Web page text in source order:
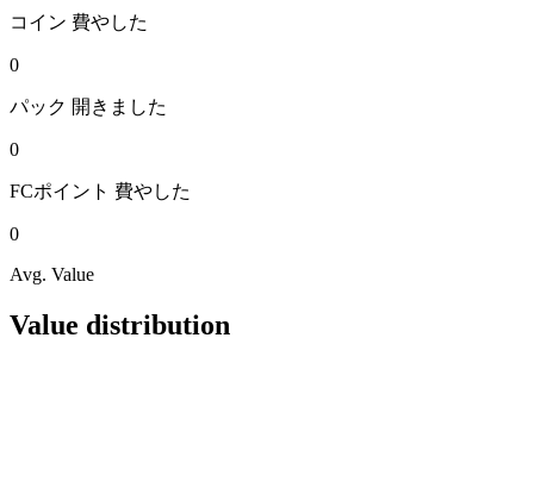
コイン 費やした
0
パック 開きました
0
FCポイント 費やした
0
Avg. Value
Value distribution